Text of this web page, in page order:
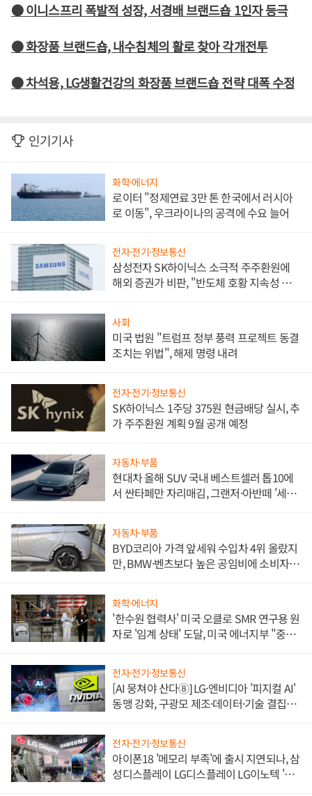
● 이니스프리 폭발적 성장, 서경배 브랜드숍 1인자 등극
● 화장품 브랜드숍, 내수침체의 활로 찾아 각개전투
● 차석용, LG생활건강의 화장품 브랜드숍 전략 대폭 수정
인기기사
화학·에너지
로이터 "정제연료 3만 톤 한국에서 러시아
로 이동", 우크라이나의 공격에 수요 늘어
전자·전기·정보통신
삼성전자 SK하이닉스 소극적 주주환원에
해외 증권가 비판, "반도체 호황 지속성 의
사회
미국 법원 "트럼프 정부 풍력 프로젝트 동결
조치는 위법", 해제 명령 내려
전자·전기·정보통신
SK하이닉스 1주당 375원 현금배당 실시, 추
가 주주환원 계획 9월 공개 예정
자동차·부품
현대차 올해 SUV 국내 베스트셀러 톱10에
서 싼타페만 자리매김, 그랜저·아반떼 '세단
자동차·부품
BYD코리아 가격 앞세워 수입차 4위 올랐지
만, BMW·벤츠보다 높은 공임비에 소비자
화학·에너지
'한수원 협력사' 미국 오클로 SMR 연구용 원
자로 '임계 상태' 도달, 미국 에너지부 "중요
전자·전기·정보통신
[AI 뭉쳐야 산다⑧] LG·엔비디아 '피지컬 AI'
동맹 강화, 구광모 제조·데이터·기술 결집
전자·전기·정보통신
아이폰18 '메모리 부족'에 출시 지연되나, 삼
성디스플레이 LG디스플레이 LG이노텍 '탈